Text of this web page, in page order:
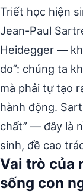
Triết học hiện
Jean-Paul
Heidegger —
do”: chúng ta
mà phải tự tạo
hành động.
chất” — đây là
sinh, đề cao
Vai trò của
sống con